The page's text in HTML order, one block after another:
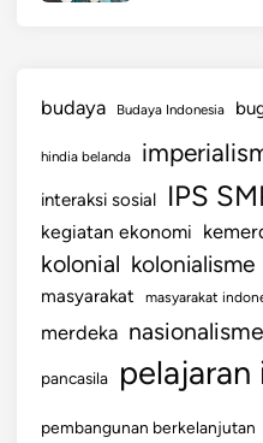
budaya Budaya Indonesia
hindia belanda
interaksi sosial IPS
kegiatan ekonomi
kolonial kolonialisme
masyarakat masyarakat
merdeka nasionalisme
pancasila pelajaran
pembangunan berkelanjutan